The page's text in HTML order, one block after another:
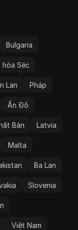
Bulgaria
hòa Séc
Lan Pháp
Ấn Độ
Bản Latvia
Malta
Ba Lan
Slovenia
Việt Nam